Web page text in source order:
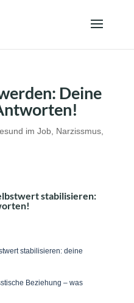
Deine
im Job, Narzissmus,
stabilisieren:
stabilisieren: deine
Beziehung – was